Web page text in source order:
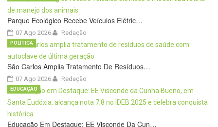
Parque Ecológico Recebe Veículos Elétric…
07 Ago 2026 Redação
São Carlos Amplia Tratamento De Resíduos…
07 Ago 2026
POLÍTICA
Redação
Educação Em Destaque: EE Visconde Da Cun…
EDUCAÇÃO